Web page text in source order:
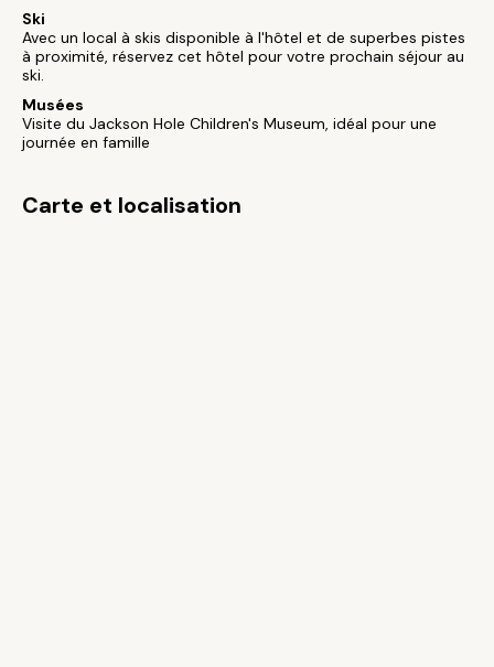
Ski
Avec un local à skis disponible à l'hôtel et de superbes pistes
à proximité, réservez cet hôtel pour votre prochain séjour au
ski.
Musées
Visite du Jackson Hole Children's Museum, idéal pour une
journée en famille
Carte et localisation